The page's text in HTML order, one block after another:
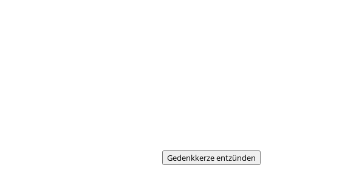
Gedenkkerze entzünden